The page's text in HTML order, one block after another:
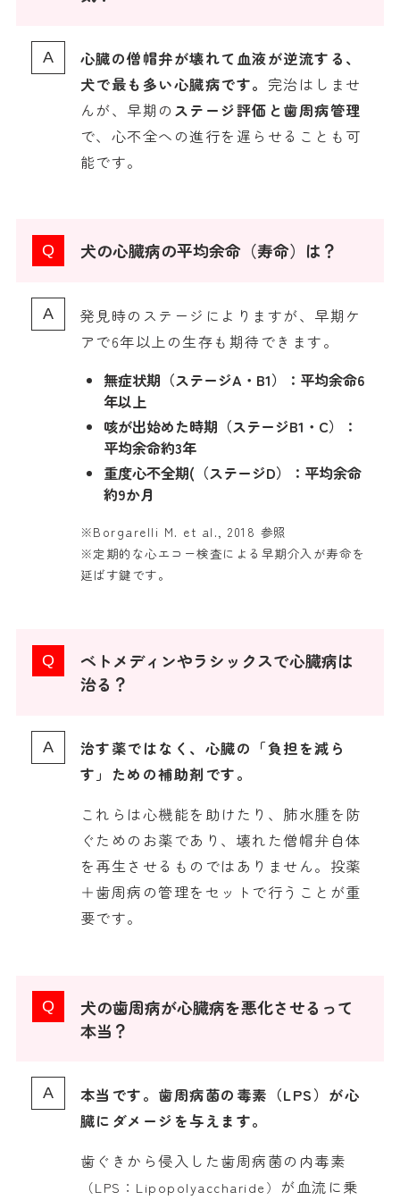
心臓の僧帽弁が壊れて血液が逆流する、
犬で最も多い心臓病です。 完治はしませ
んが、早期の ステージ評価と歯周病管理
で、心不全への進行を遅らせることも可
能です。
犬の心臓病の平均余命（寿命）は？
発見時のステージによりますが、早期ケ
アで6年以上の生存も期待できます。
無症状期（ステージA・B1）：平均余命6
年以上
咳が出始めた時期（ステージB1・C）：
平均余命約3年
重度心不全期(（ステージD）：平均余命
約9か月
※Borgarelli M. et al., 2018 参照
※定期的な心エコー検査による早期介入が寿命を
延ばす鍵です。
ベトメディンやラシックスで心臓病は
治る？
治す薬ではなく、心臓の「負担を減ら
す」ための補助剤です。
これらは心機能を助けたり、肺水腫を防
ぐためのお薬であり、壊れた僧帽弁自体
を再生させるものではありません。投薬
＋歯周病の管理をセットで行うことが重
要です。
犬の歯周病が心臓病を悪化させるって
本当？
本当です。歯周病菌の毒素（LPS）が心
臓にダメージを与えます。
歯ぐきから侵入した歯周病菌の内毒素
（LPS：Lipopolyaccharide） が血流に乗